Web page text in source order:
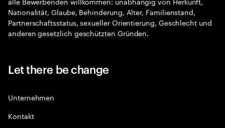
Nationalität, Glaube, Behinderung, Alter, Familienstand,
Partnerschaftsstatus, sexueller Orientierung, Geschlecht und
anderen gesetzlich geschützten Gründen.
Let there be change
Unternehmen
Kontakt